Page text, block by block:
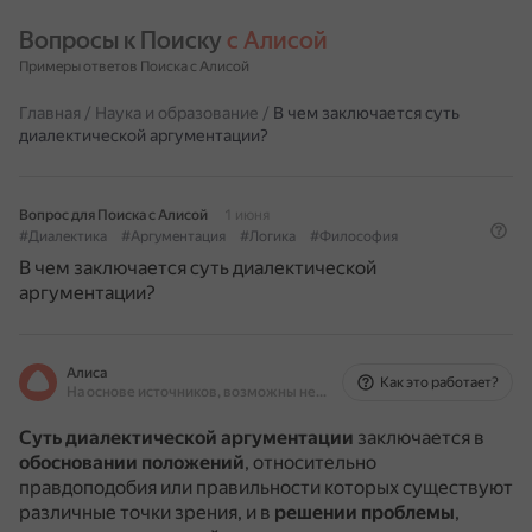
Вопросы к Поиску с Алисой
Примеры ответов Поиска с Алисой
Главная / Наука и образование / В чем заключается суть
диалектической аргументации?
Вопрос для Поиска с Алисой
1 июня
#Диалектика
#Аргументация #Логика #Философия
В чем заключается суть диалектической
аргументации?
Алиса
На основе источников, возможны неточности
Как это работает?
Суть диалектической аргументации заключается в
обосновании положений, относительно
правдоподобия или правильности которых существуют
различные точки зрения, и в решении проблемы,